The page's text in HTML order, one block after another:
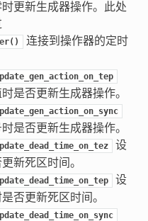
更新生成器操作。此处
连接到操作器的定时
是否更新生成器操作。
是否更新生成器操作。
设
新死区时间。
设
否更新死区时间。